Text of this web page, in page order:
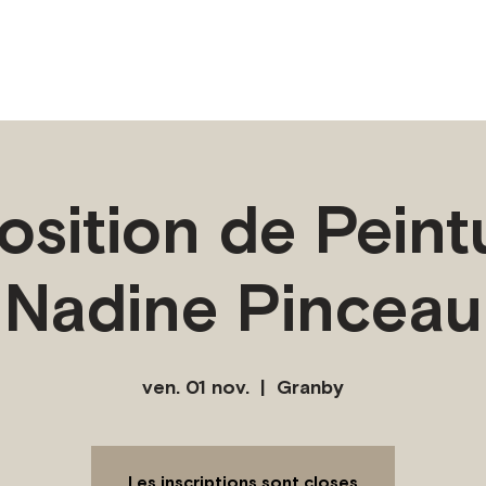
de
Nadine Pinceau
ven. 01 nov.
  |
Granby
Les inscriptions sont closes